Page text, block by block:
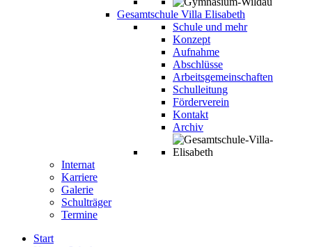
Gesamtschule Villa Elisabeth
Schule und mehr
Konzept
Aufnahme
Abschlüsse
Arbeitsgemeinschaften
Schulleitung
Förderverein
Kontakt
Archiv
Internat
Karriere
Galerie
Schulträger
Termine
Start